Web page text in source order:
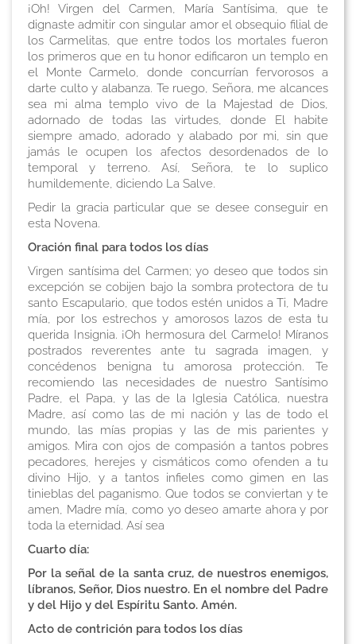
¡Oh! Virgen del Carmen, María Santísima, que te
dignaste admitir con singular amor el obsequio filial de
los Carmelitas, que entre todos los mortales fueron
los primeros que en tu honor edificaron un templo en
el Monte Carmelo, donde concurrían fervorosos a
darte culto y alabanza. Te ruego, Señora, me alcances
sea mi alma templo vivo de la Majestad de Dios,
adornado de todas las virtudes, donde El habite
siempre amado, adorado y alabado por mi, sin que
jamás le ocupen los afectos desordenados de lo
temporal y terreno. Así, Señora, te lo suplico
humildemente, diciendo La Salve.
Pedir la gracia particular que se desee conseguir en
esta Novena.
Oración final para todos los días
Virgen santísima del Carmen; yo deseo que todos sin
excepción se cobijen bajo la sombra protectora de tu
santo Escapulario, que todos estén unidos a Ti, Madre
mía, por los estrechos y amorosos lazos de esta tu
querida Insignia. ¡Oh hermosura del Carmelo! Míranos
postrados reverentes ante tu sagrada imagen, y
concédenos benigna tu amorosa protección. Te
recomiendo las necesidades de nuestro Santísimo
Padre, el Papa, y las de la Iglesia Católica, nuestra
Madre, así como las de mi nación y las de todo el
mundo, las mías propias y las de mis parientes y
amigos. Mira con ojos de compasión a tantos pobres
pecadores, herejes y cismáticos como ofenden a tu
divino Hijo, y a tantos infieles como gimen en las
tinieblas del paganismo. Que todos se conviertan y te
amen, Madre mía, como yo deseo amarte ahora y por
toda la eternidad. Así sea
Cuarto día:
Por la señal de la santa cruz, de nuestros enemigos,
líbranos, Señor, Dios nuestro. En el nombre del Padre
y del Hijo y del Espíritu Santo. Amén.
Acto de contrición para todos los días